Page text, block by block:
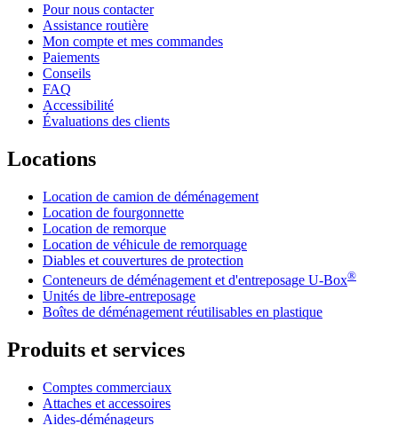
Pour nous contacter
Assistance routière
Mon compte et mes commandes
Paiements
Conseils
FAQ
Accessibilité
Évaluations des clients
Locations
Location de camion de déménagement
Location de fourgonnette
Location de remorque
Location de véhicule de remorquage
Diables et couvertures de protection
Conteneurs de déménagement et d'entreposage U-Box®
Unités de libre-entreposage
Boîtes de déménagement réutilisables en plastique
Produits et services
Comptes commerciaux
Attaches et accessoires
Aides-déménageurs